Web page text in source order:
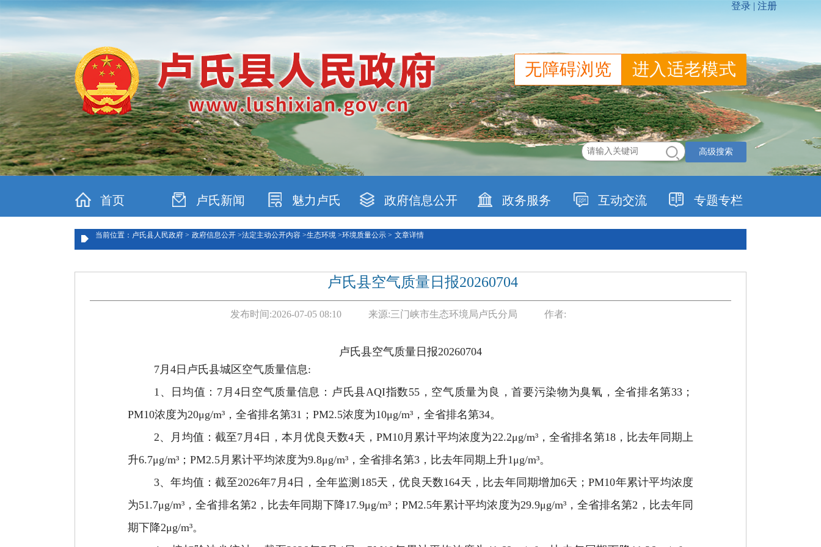
无障碍浏览 进入适老模式
高级搜索
首页 卢氏新闻 魅力卢氏 政府信息公开 政务服务 互动交流 专题专栏
当前位置：卢氏县人民政府 > 政府信息公开 >法定主动公开内容 >生态环境 >环境质量公示 > 文章详情
卢氏县空气质量日报20260704
发布时间:2026-07-05 08:10 来源:三门峡市生态环境局卢氏分局 作者:
卢氏县空气质量日报20260704
7月4日卢氏县城区空气质量信息:
1、日均值：7月4日空气质量信息：卢氏县AQI指数55，空气质量为良，首要污染物为臭氧，全省排名第33；
PM10浓度为20μg/m³，全省排名第31；PM2.5浓度为10μg/m³，全省排名第34。
2、月均值：截至7月4日，本月优良天数4天，PM10月累计平均浓度为22.2μg/m³，全省排名第18，比去年同期上
升6.7μg/m³；PM2.5月累计平均浓度为9.8μg/m³，全省排名第3，比去年同期上升1μg/m³。
3、年均值：截至2026年7月4日，全年监测185天，优良天数164天，比去年同期增加6天；PM10年累计平均浓度
为51.7μg/m³，全省排名第2，比去年同期下降17.9μg/m³；PM2.5年累计平均浓度为29.9μg/m³，全省排名第2，比去年同
期下降2μg/m³。